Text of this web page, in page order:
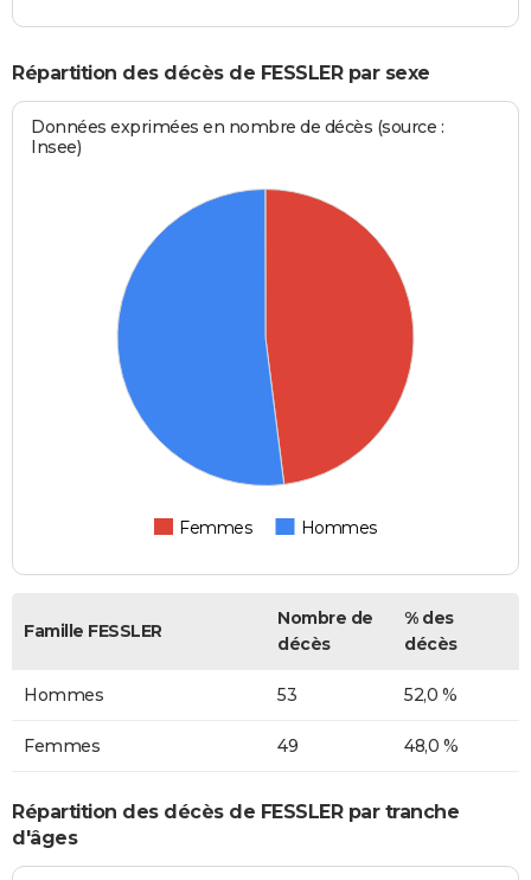
Répartition des décès de FESSLER par sexe
Données exprimées en nombre de décès (source :
Insee)
Femmes Hommes
Famille FESSLER
Nombre de
décès
% des
décès
Hommes 53 52,0 %
Femmes 49 48,0 %
Répartition des décès de FESSLER par tranche
d'âges